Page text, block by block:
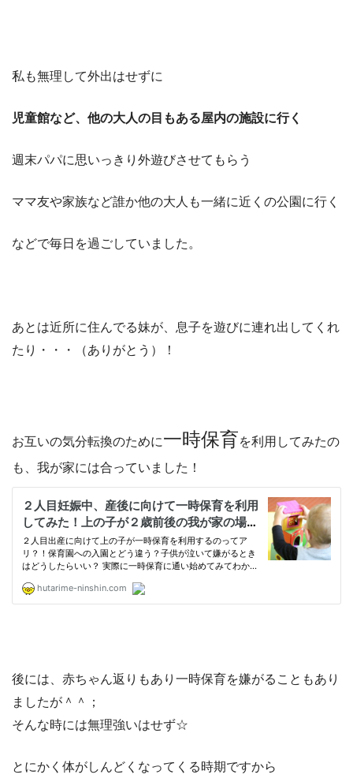
私も無理して外出はせずに
児童館など、他の大人の目もある屋内の施設に行く
週末パパに思いっきり外遊びさせてもらう
ママ友や家族など誰か他の大人も一緒に近くの公園に行く
などで毎日を過ごしていました。
あとは近所に住んでる妹が、息子を遊びに連れ出してくれ
たり・・・（ありがとう）！
お互いの気分転換のために一時保育を利用してみたの
も、我が家には合っていました！
後には、赤ちゃん返りもあり一時保育を嫌がることもあり
ましたが＾＾；
そんな時には無理強いはせず☆
とにかく体がしんどくなってくる時期ですから